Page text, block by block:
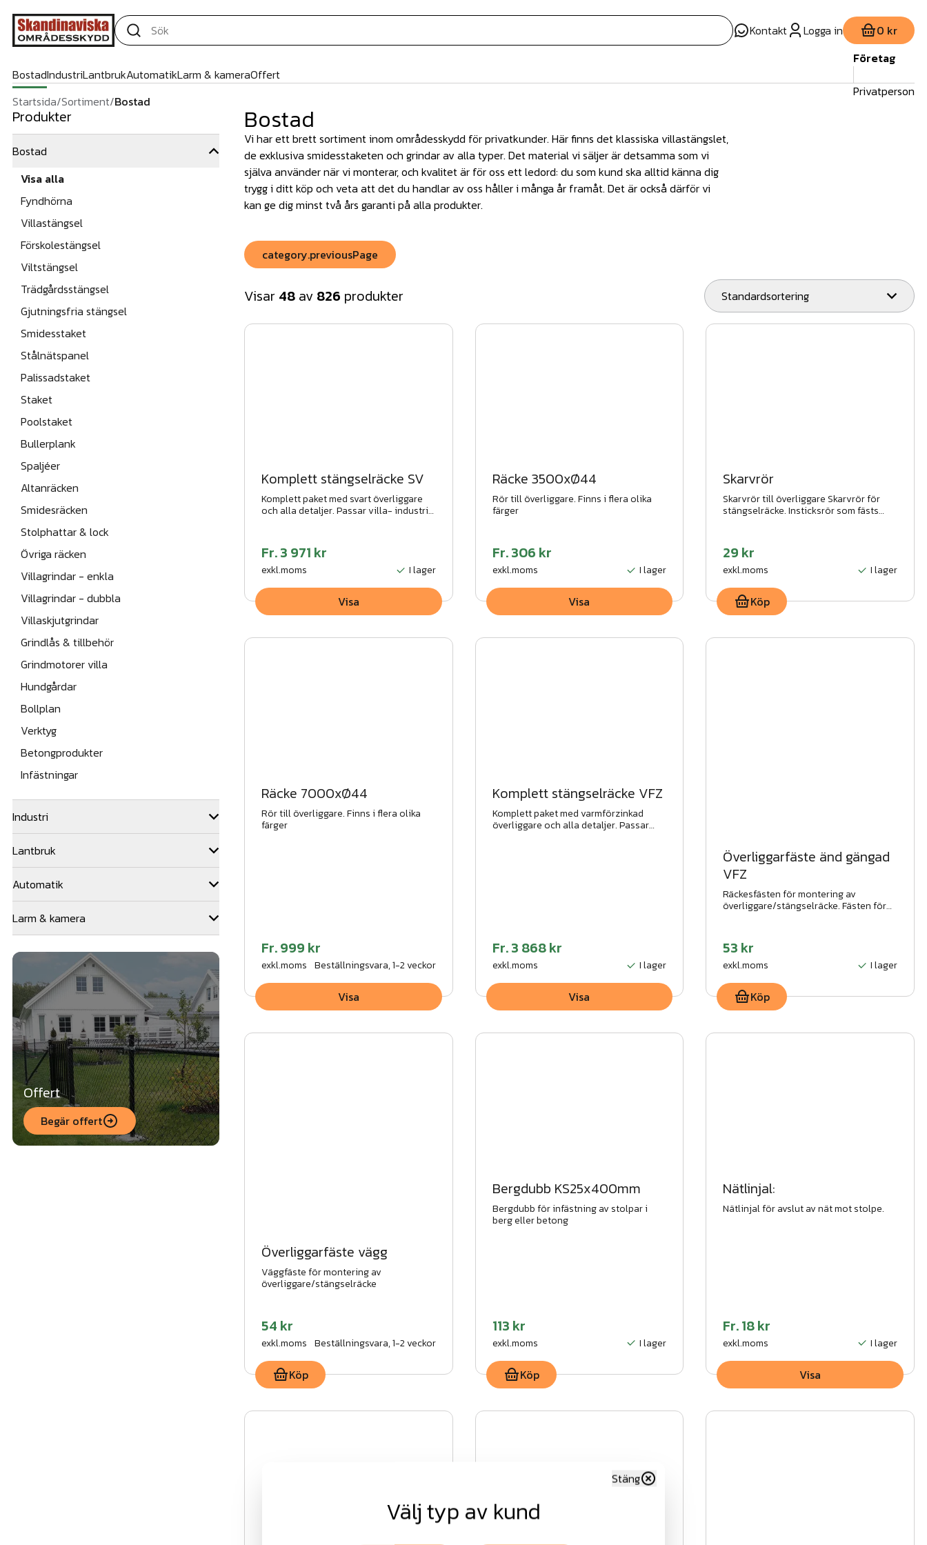
Kontakt Logga in 0 kr
BostadIndustriLantbrukAutomatikLarm & kameraOffert
Företag
Privatperson
Startsida/Sortiment/Bostad
Produkter
Bostad
Visa alla
Fyndhörna
Villastängsel
Förskolestängsel
Viltstängsel
Trädgårdsstängsel
Gjutningsfria stängsel
Smidesstaket
Stålnätspanel
Palissadstaket
Staket
Poolstaket
Bullerplank
Spaljéer
Altanräcken
Smidesräcken
Stolphattar & lock
Övriga räcken
Villagrindar - enkla
Villagrindar - dubbla
Villaskjutgrindar
Grindlås & tillbehör
Grindmotorer villa
Hundgårdar
Bollplan
Verktyg
Betongprodukter
Infästningar
Industri
Lantbruk
Automatik
Larm & kamera
Offert
Begär offert
Bostad
Vi har ett brett sortiment inom områdesskydd för privatkunder. Här finns det klassiska villastängslet,
de exklusiva smidesstaketen och grindar av alla typer. Det material vi säljer är detsamma som vi
själva använder när vi monterar, och kvalitet är för oss ett ledord: du som kund ska alltid känna dig
trygg i ditt köp och veta att det du handlar av oss håller i många år framåt. Det är också därför vi
kan ge dig minst två års garanti på alla produkter.
category.previousPage
Visar 48 av 826 produkter Standardsortering
Komplett stängselräcke SV
Komplett paket med svart överliggare
och alla detaljer. Passar villa- industri-
Fr.3 971 kr
exkl.moms I lager
Visa
Räcke 3500xØ44
Rör till överliggare. Finns i flera olika
färger
Fr.306 kr
exkl.moms I lager
Visa
Skarvrör
Skarvrör till överliggare Skarvrör för
stängselräcke. Insticksrör som fästs
29 kr
exkl.moms I lager
Köp
Räcke 7000xØ44
Rör till överliggare. Finns i flera olika
färger
Fr.999 kr
exkl.moms Beställningsvara, 1-2 veckor
Visa
Komplett stängselräcke VFZ
Komplett paket med varmförzinkad
överliggare och alla detaljer. Passar
Fr.3 868 kr
exkl.moms I lager
Visa
Överliggarfäste änd gängad
VFZ
Räckesfästen för montering av
överliggare/stängselräcke. Fästen för
53 kr
exkl.moms I lager
Köp
Överliggarfäste vägg
Väggfäste för montering av
överliggare/stängselräcke
54 kr
exkl.moms Beställningsvara, 1-2 veckor
Köp
Bergdubb KS25x400mm
Bergdubb för infästning av stolpar i
berg eller betong
113 kr
exkl.moms I lager
Köp
Nätlinjal:
Nätlinjal för avslut av nät mot stolpe.
Fr.18 kr
exkl.moms I lager
Visa
Välj typ av kund
Stäng